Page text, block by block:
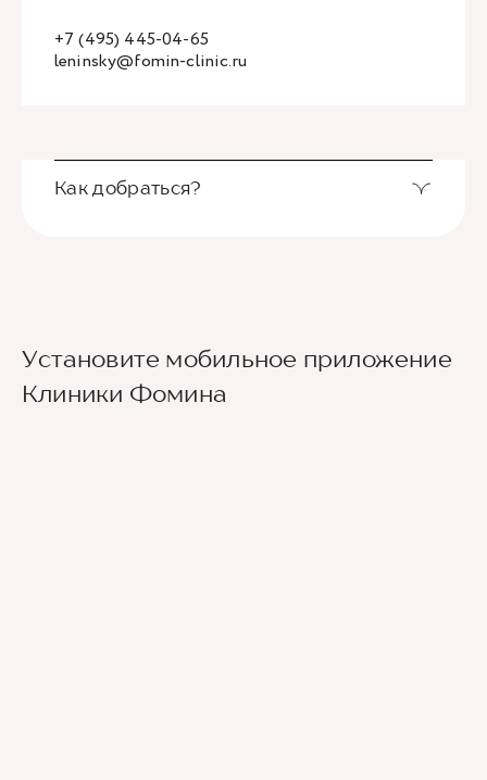
leninsky@fomin-clinic.ru
+7 (495) 445-04-65
Как добраться?
второй вестибюль, далее направо. По улице
Новаторов движемся прямо, спускаемся по
лестнице и идем вдоль школ (путь лежит между
Установите мобильное приложение
Клиники Фомина